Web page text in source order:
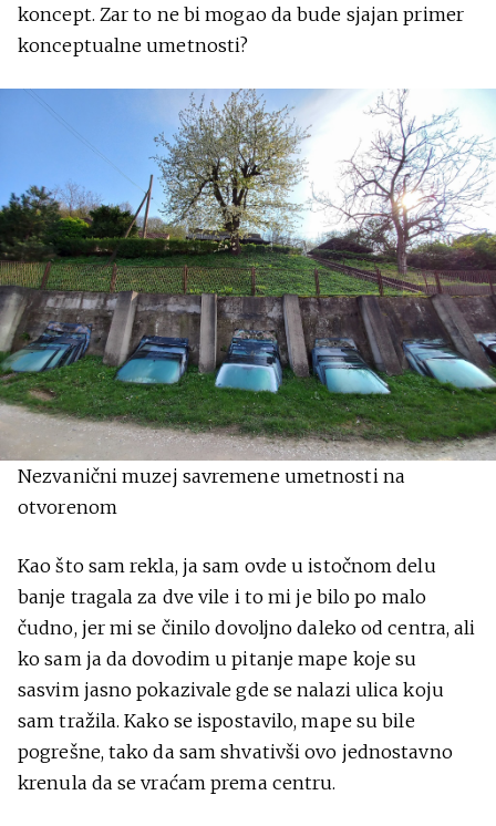
koncept. Zar to ne bi mogao da bude sjajan primer
konceptualne umetnosti?
Nezvanični muzej savremene umetnosti na
otvorenom
Kao što sam rekla, ja sam ovde u istočnom delu
banje tragala za dve vile i to mi je bilo po malo
čudno, jer mi se činilo dovoljno daleko od centra, ali
ko sam ja da dovodim u pitanje mape koje su
sasvim jasno pokazivale gde se nalazi ulica koju
sam tražila. Kako se ispostavilo, mape su bile
pogrešne, tako da sam shvativši ovo jednostavno
krenula da se vraćam prema centru.